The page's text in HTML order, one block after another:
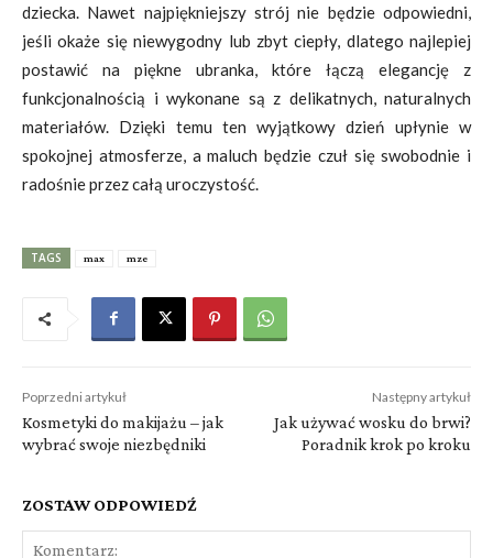
dziecka. Nawet najpiękniejszy strój nie będzie odpowiedni,
jeśli okaże się niewygodny lub zbyt ciepły, dlatego najlepiej
postawić na piękne ubranka, które łączą elegancję z
funkcjonalnością i wykonane są z delikatnych, naturalnych
materiałów. Dzięki temu ten wyjątkowy dzień upłynie w
spokojnej atmosferze, a maluch będzie czuł się swobodnie i
radośnie przez całą uroczystość.
TAGS max mze
Poprzedni artykuł
Kosmetyki do makijażu – jak
wybrać swoje niezbędniki
Następny artykuł
Jak używać wosku do brwi?
Poradnik krok po kroku
ZOSTAW ODPOWIEDŹ